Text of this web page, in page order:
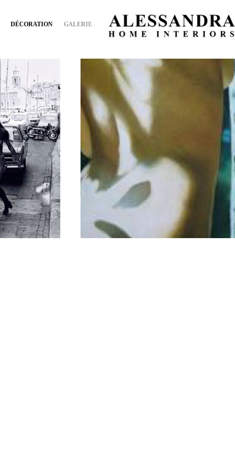
DÉCORATION GALERIE